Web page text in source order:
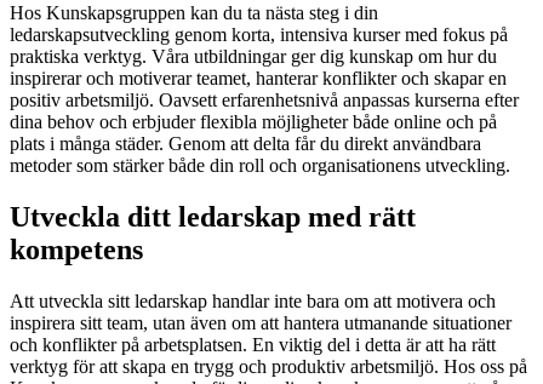
Hos Kunskapsgruppen kan du ta nästa steg i din
ledarskapsutveckling genom korta, intensiva kurser med fokus på
praktiska verktyg. Våra utbildningar ger dig kunskap om hur du
inspirerar och motiverar teamet, hanterar konflikter och skapar en
positiv arbetsmiljö. Oavsett erfarenhetsnivå anpassas kurserna efter
dina behov och erbjuder flexibla möjligheter både online och på
plats i många städer. Genom att delta får du direkt användbara
metoder som stärker både din roll och organisationens utveckling.
Utveckla ditt ledarskap med rätt
kompetens
Att utveckla sitt ledarskap handlar inte bara om att motivera och
inspirera sitt team, utan även om att hantera utmanande situationer
och konflikter på arbetsplatsen. En viktig del i detta är att ha rätt
verktyg för att skapa en trygg och produktiv arbetsmiljö. Hos oss på